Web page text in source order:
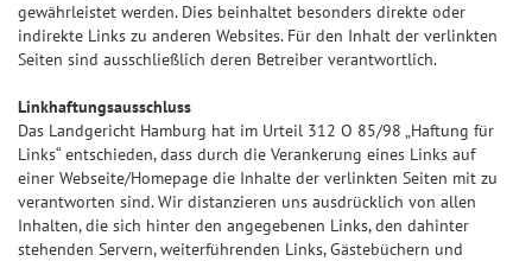
gewährleistet werden. Dies beinhaltet besonders direkte oder
indirekte Links zu anderen Websites. Für den Inhalt der verlinkten
Seiten sind ausschließlich deren Betreiber verantwortlich.
Linkhaftungsausschluss
Das Landgericht Hamburg hat im Urteil 312 O 85/98 „Haftung für
Links“ entschieden, dass durch die Verankerung eines Links auf
einer Webseite/Homepage die Inhalte der verlinkten Seiten mit zu
verantworten sind. Wir distanzieren uns ausdrücklich von allen
Inhalten, die sich hinter den angegebenen Links, den dahinter
stehenden Servern, weiterführenden Links, Gästebüchern und